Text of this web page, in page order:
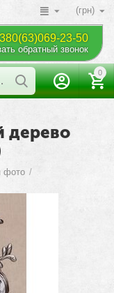
(грн)
23-50
обратный звонок
0
дерево
фото /